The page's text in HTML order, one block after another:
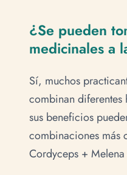
¿Se pueden
medicinales a
Sí, muchos
combinan
sus beneficios
combinaciones más
Cordyceps +